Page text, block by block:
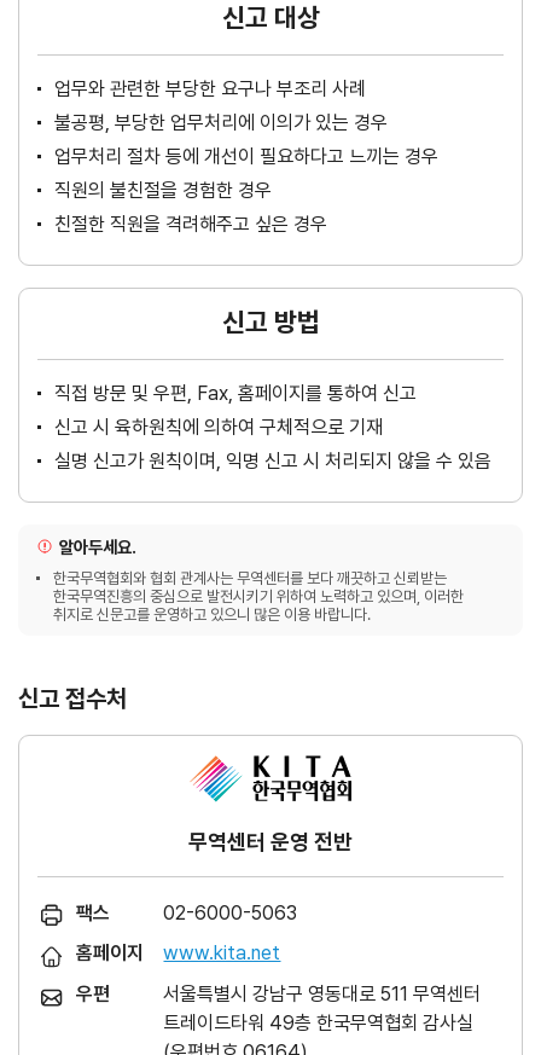
신고 대상
업무와 관련한 부당한 요구나 부조리 사례
불공평, 부당한 업무처리에 이의가 있는 경우
업무처리 절차 등에 개선이 필요하다고 느끼는 경우
직원의 불친절을 경험한 경우
친절한 직원을 격려해주고 싶은 경우
신고 방법
직접 방문 및 우편, Fax, 홈페이지를 통하여 신고
신고 시 육하원칙에 의하여 구체적으로 기재
실명 신고가 원칙이며, 익명 신고 시 처리되지 않을 수 있음
알아두세요.
한국무역협회와 협회 관계사는 무역센터를 보다 깨끗하고 신뢰받는
한국무역진흥의 중심으로 발전시키기 위하여 노력하고 있으며, 이러한
취지로 신문고를 운영하고 있으니 많은 이용 바랍니다.
신고 접수처
무역센터 운영 전반
팩스
02-6000-5063
홈페이지
www.kita.net
우편
서울특별시 강남구 영동대로 511 무역센터
트레이드타워 49층 한국무역협회 감사실